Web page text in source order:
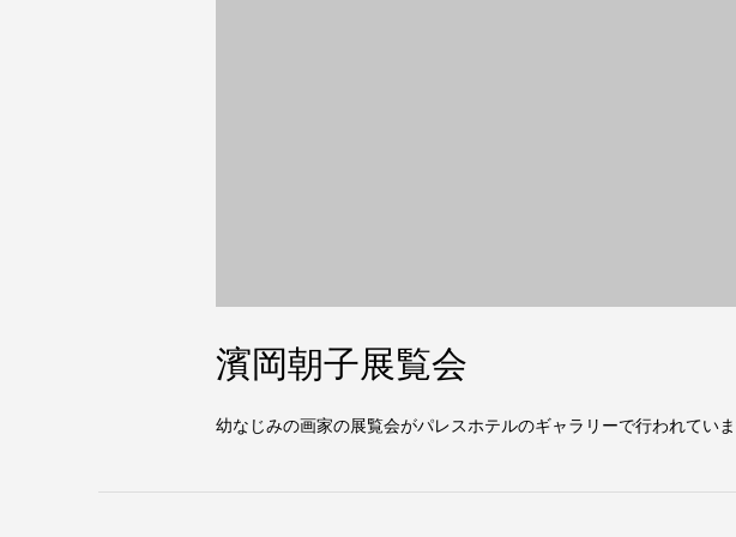
濱岡朝子展覧会
幼なじみの画家の展覧会がパレスホテルのギャラリーで行われてい